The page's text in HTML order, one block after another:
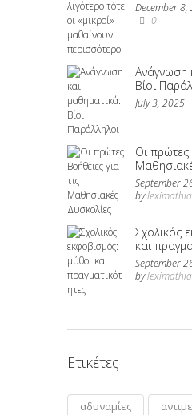
December 8,
0
Ανάγνωση
Βίοι
July 3, 2025
Οι πρώτες
September
byleximathia
Σχολικός
και
September
byleximathia
Ετικέτες
αδυναμίες